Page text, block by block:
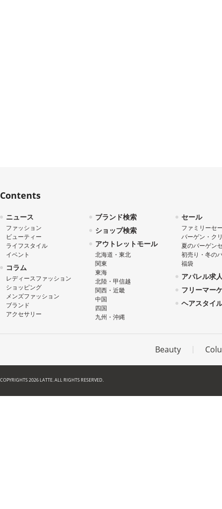
Contents
ニュース
ファッション
ビューティー
ライフスタイル
イベント
コラム
レディースファッション
ショッピング
メンズファッション
ブランド
アクセサリー
ブランド検索
ショップ検索
アウトレットモール
北海道・東北
関東
東海
北陸・甲信越
関西・近畿
中国
四国
九州・沖縄
セール
ファミリーセ
バーゲン・ク
夏のバーゲン
初売り・冬の
福袋
アパレル求
フリーマー
ヘアスタイ
Beauty
COPYRIGHTS 2026 LATTE. ALL RIGHTS RESERVED.